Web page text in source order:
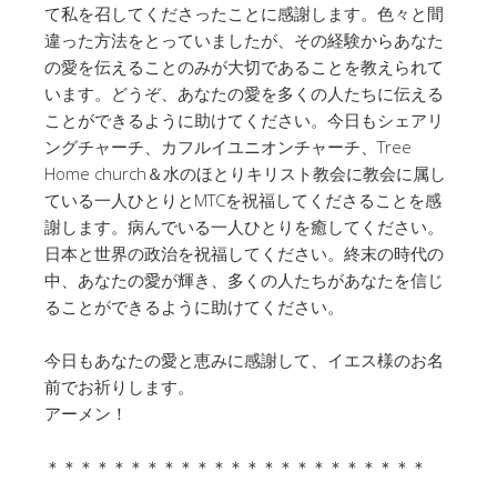
て私を召してくださったことに感謝します。色々と間
違った方法をとっていましたが、その経験からあなた
の愛を伝えることのみが大切であることを教えられて
います。どうぞ、あなたの愛を多くの人たちに伝える
ことができるように助けてください。今日もシェアリ
ングチャーチ、カフルイユニオンチャーチ、Tree
Home church＆水のほとりキリスト教会に教会に属し
ている一人ひとりとMTCを祝福してくださることを感
謝します。病んでいる一人ひとりを癒してください。
日本と世界の政治を祝福してください。終末の時代の
中、あなたの愛が輝き、多くの人たちがあなたを信じ
ることができるように助けてください。
今日もあなたの愛と恵みに感謝して、イエス様のお名
前でお祈りします。
アーメン！
＊＊＊＊＊＊＊＊＊＊＊＊＊＊＊＊＊＊＊＊＊＊＊